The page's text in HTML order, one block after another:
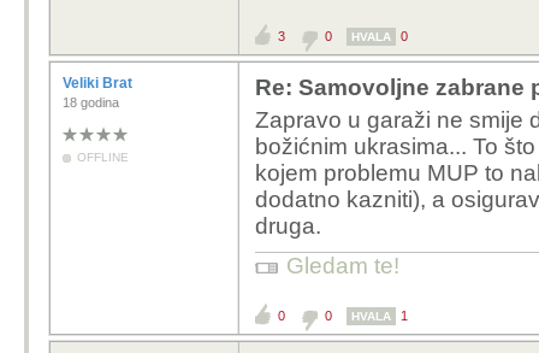
3 0 HVALA 0
Veliki Brat
18 godina
OFFLINE
Re: Samovoljne
Zapravo u garaži ne smije
božićnim ukrasima... To
kojem problemu MUP to
dodatno kazniti), a
druga.
Gledam te!
0 0 HVALA 1